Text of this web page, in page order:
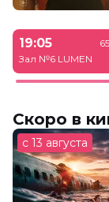
19:05
Зал №6 LUMEN
Скоро в
с 13 августа